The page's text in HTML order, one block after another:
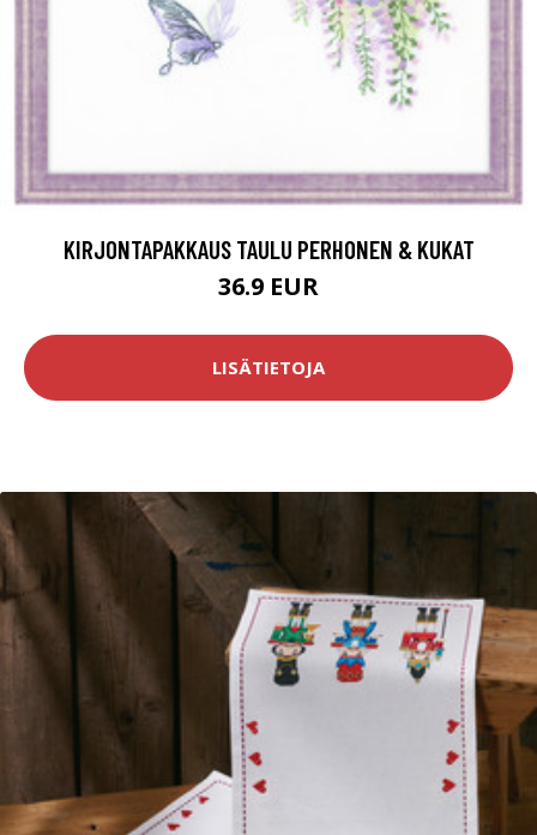
KIRJONTAPAKKAUS TAULU PERHONEN & KUKAT
36.9 EUR
LISÄTIETOJA